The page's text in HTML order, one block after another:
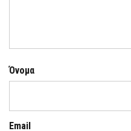
Όνομα
Email